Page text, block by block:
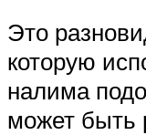
Это
которую
налима
может быть